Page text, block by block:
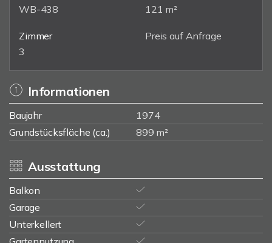
WB-438
121 m²
Zimmer
3
Preis auf Anfrage
Informationen
Baujahr
1974
Grundstücksfläche (ca.)
899 m²
Ausstattung
Balkon
Garage
Unterkellert